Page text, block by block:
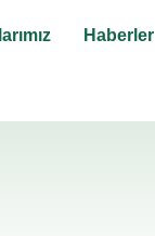
Haberler